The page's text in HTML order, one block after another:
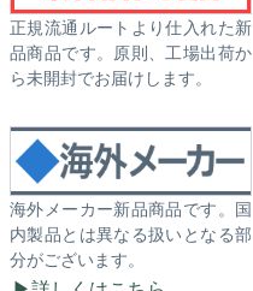
正規流通ルートより仕入れた新
品商品です。原則、工場出荷か
ら未開封でお届けします。
海外メーカー新品商品です。国
内製品とは異なる扱いとなる部
分がございます。